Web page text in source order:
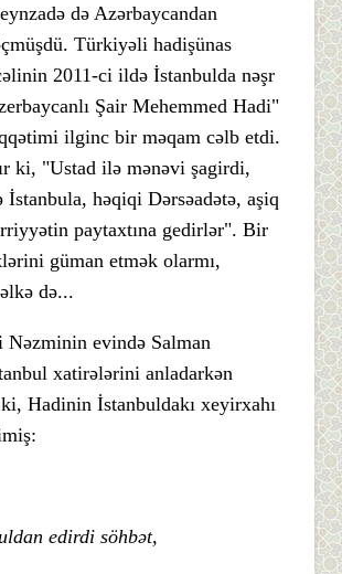
də Azərbaycandan
Türkiyəli hadişünas
2011-ci ildə İstanbulda nəşr
Şair Mehemmed Hadi"
ilginc bir məqam cəlb etdi.
ki, "Ustad ilə mənəvi şagirdi,
İstanbula, həqiqi Dərsəadətə, aşiq
paytaxtına gedirlər". Bir
güman etmək olarmı,
də...
Nəzminin evində Salman
xatirələrini anladarkən
Hadinin İstanbuldakı xeyirxahı
edirdi söhbət,